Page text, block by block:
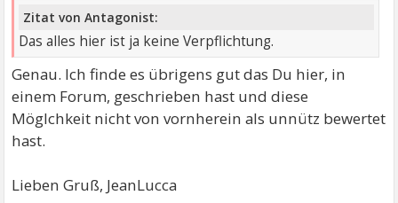
Zitat von Antagonist:
Das alles hier ist ja keine Verpflichtung.
Genau. Ich finde es übrigens gut das Du hier, in
einem Forum, geschrieben hast und diese
Möglchkeit nicht von vornherein als unnütz bewertet
hast.
Lieben Gruß, JeanLucca